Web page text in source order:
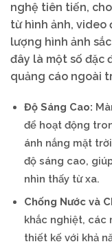
nghệ tiên tiến,
từ hình ảnh, video
lượng hình ảnh
đây là một số đặc
quảng cáo ngoài
Độ Sáng Cao:
để hoạt động
ánh nắng mặt
độ sáng cao,
nhìn thấy từ xa.
Chống Nước và
khắc nghiệt, các
thiết kế với khả